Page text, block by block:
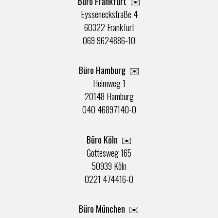
Eysseneckstraße 4
60322 Frankfurt
069 9624886-10
Büro Hamburg ✉️
Heimweg 1
20148 Hamburg
040 46897140-0
Büro Köln ✉️
Gottesweg 165
50939 Köln
0221 474416-0
Büro München ✉️